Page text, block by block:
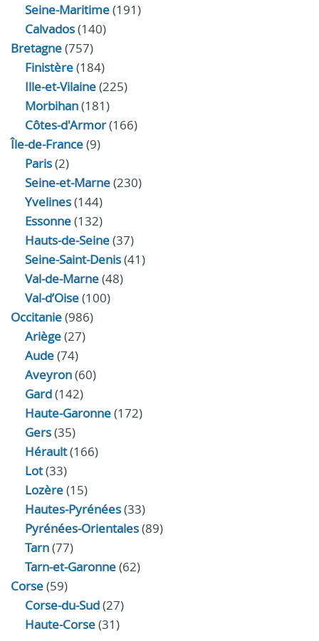
Seine-Maritime(191)
Calvados(140)
Bretagne(757)
Finistère(184)
Ille-et-Vilaine(225)
Morbihan(181)
Côtes-d'Armor(166)
Île-de-France(9)
Paris(2)
Seine-et-Marne(230)
Yvelines(144)
Essonne(132)
Hauts-de-Seine(37)
Seine-Saint-Denis(41)
Val-de-Marne(48)
Val-d’Oise(100)
Occitanie(986)
Ariège(27)
Aude(74)
Aveyron(60)
Gard(142)
Haute-Garonne(172)
Gers(35)
Hérault(166)
Lot(33)
Lozère(15)
Hautes-Pyrénées(33)
Pyrénées-Orientales(89)
Tarn(77)
Tarn-et-Garonne(62)
Corse(59)
Corse-du-Sud(27)
Haute-Corse(31)